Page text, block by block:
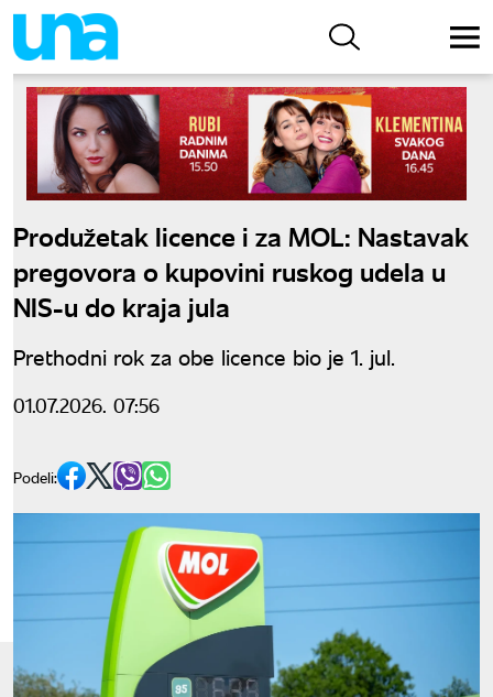
Produžetak licence i za MOL: Nastavak
pregovora o kupovini ruskog udela u
NIS-u do kraja jula
Prethodni rok za obe licence bio je 1. jul.
01.07.2026. 07:56
Podeli: